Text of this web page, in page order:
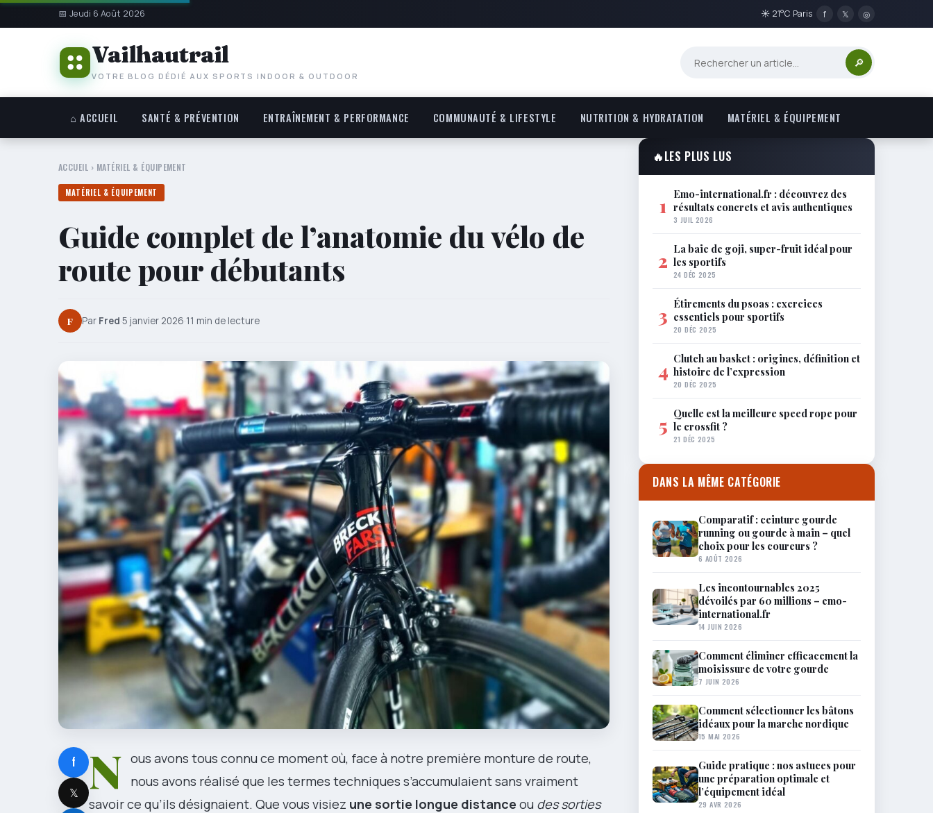
📅 Jeudi 6 Août 2026 ☀ 21°C Paris f 𝕏 ◎
Vailhautrail
VOTRE BLOG DÉDIÉ AUX SPORTS INDOOR & OUTDOOR
🔎
⌂ ACCUEIL SANTÉ & PRÉVENTION ENTRAÎNEMENT & PERFORMANCE COMMUNAUTÉ & LIFESTYLE NUTRITION & HYDRATATION MATÉRIEL & ÉQUIPEMENT
ACCUEIL › MATÉRIEL & ÉQUIPEMENT
MATÉRIEL & ÉQUIPEMENT
Guide complet de l’anatomie du vélo de
route pour débutants
F Par Fred·5 janvier 2026·11 min de lecture
f
𝕏
N ous avons tous connu ce moment où, face à notre première monture de route,
nous avons réalisé que les termes techniques s’accumulaient sans vraiment
savoir ce qu’ils désignaient. Que vous visiez une sortie longue distance ou des sorties
🔥LES PLUS LUS
1 Emo-international.fr : découvrez des
résultats concrets et avis authentiques
3 JUIL 2026
2 La baie de goji, super-fruit idéal pour
les sportifs
24 DÉC 2025
3 Étirements du psoas : exercices
essentiels pour sportifs
20 DÉC 2025
4 Clutch au basket : origines, définition et
histoire de l’expression
20 DÉC 2025
5 Quelle est la meilleure speed rope pour
le crossfit ?
21 DÉC 2025
DANS LA MÊME CATÉGORIE
Comparatif : ceinture gourde
running ou gourde à main – quel
choix pour les coureurs ?
6 AOÛT 2026
Les incontournables 2025
dévoilés par 60 millions – emo-
international.fr
14 JUIN 2026
Comment éliminer efficacement la
moisissure de votre gourde
7 JUIN 2026
Comment sélectionner les bâtons
idéaux pour la marche nordique
15 MAI 2026
Guide pratique : nos astuces pour
une préparation optimale et
l’équipement idéal
29 AVR 2026